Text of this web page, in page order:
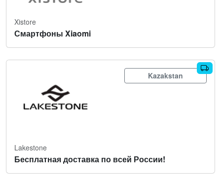
Xistore
Смартфоны Xiaomi
Kazakstan
Lakestone
Бесплатная доставка по всей России!